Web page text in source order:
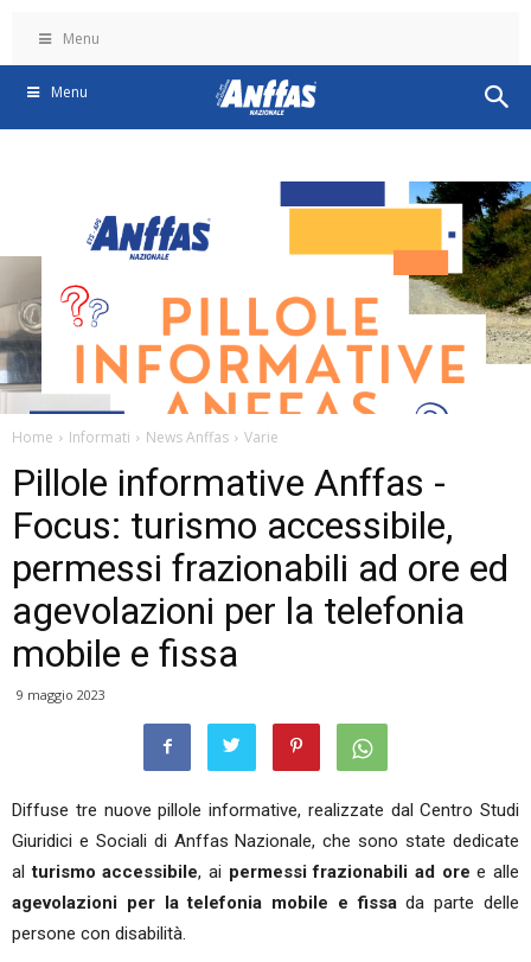
Menu
Menu
Home Informati News Anffas Varie
Pillole informative Anffas -
Focus: turismo accessibile,
permessi frazionabili ad ore ed
agevolazioni per la telefonia
mobile e fissa
9 maggio 2023
Diffuse tre nuove pillole informative, realizzate dal Centro Studi
Giuridici e Sociali di Anffas Nazionale, che sono state dedicate
alturismo accessibile, ai permessi frazionabili ad ore e alle
agevolazioni per la telefonia mobile e fissada parte delle
persone con disabilità.